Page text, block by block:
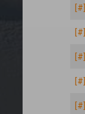
[#]
[#]
[#]
[#]
[#]